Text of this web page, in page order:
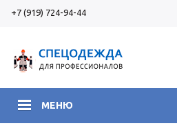
+7 (919) 724-94-44
МЕНЮ